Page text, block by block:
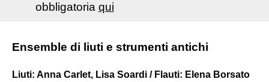
obbligatoria qui
Ensemble di liuti e strumenti antichi
Liuti: Anna Carlet, Lisa Soardi / Flauti: Elena Borsato